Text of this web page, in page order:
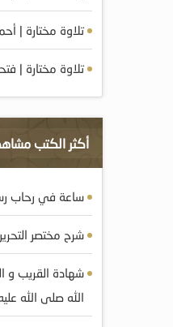
تلاوة مختارة |
تلاوة مختارة |
أكثر الكتب
ساعة في رحاب
شرح مختصر التحرير
شهادة القريب و
الله صلى الله